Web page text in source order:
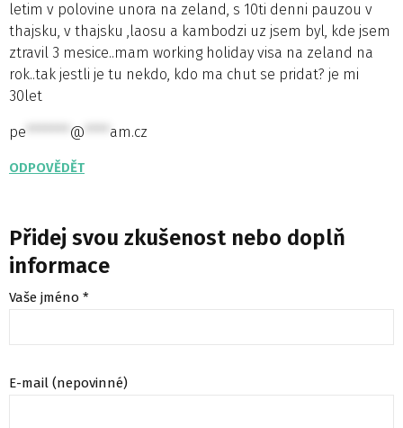
letim v polovine unora na zeland, s 10ti denni pauzou v
thajsku, v thajsku ,laosu a kambodzi uz jsem byl, kde jsem
ztravil 3 mesice..mam working holiday visa na zeland na
rok..tak jestli je tu nekdo, kdo ma chut se pridat? je mi
30let
pe ******* @ **** am.cz
ODPOVĚDĚT
Přidej svou zkušenost nebo doplň
informace
Vaše jméno *
E-mail (nepovinné)